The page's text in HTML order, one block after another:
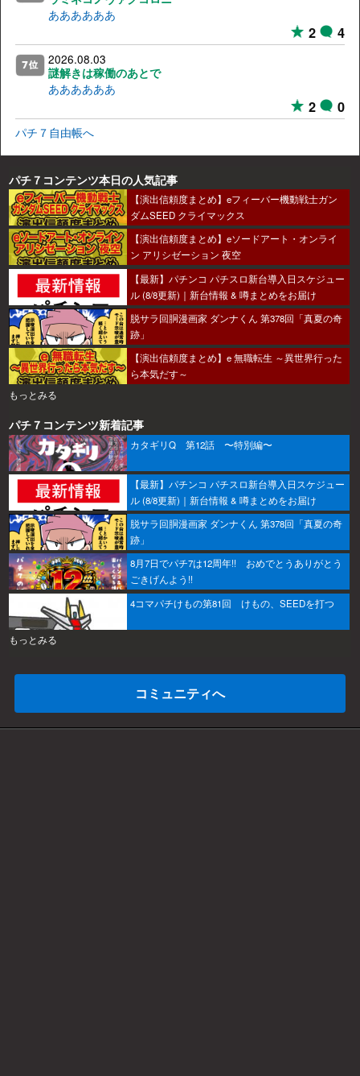
ああああああ
2 4
2026.08.03
謎解きは稼働のあとで
ああああああ
2 0
パチ７自由帳へ
パチ７コンテンツ本日の人気記事
【演出信頼度まとめ】eフィーバー機動戦士ガン
ダムSEED クライマックス
【演出信頼度まとめ】eソードアート・オンライ
ン アリシゼーション 夜空
【最新】パチンコ パチスロ新台導入日スケジュー
ル (8/8更新)｜新台情報 & 噂まとめをお届け
脱サラ回胴漫画家 ダンナくん 第378回「真夏の奇
跡」
【演出信頼度まとめ】e 無職転生 ～異世界行った
ら本気だす～
もっとみる
パチ７コンテンツ新着記事
カタギリQ 第12話 〜特別編〜
【最新】パチンコ パチスロ新台導入日スケジュー
ル (8/8更新)｜新台情報 & 噂まとめをお届け
脱サラ回胴漫画家 ダンナくん 第378回「真夏の奇
跡」
8月7日でパチ7は12周年!! おめでとうありがとう
ごきげんよう!!
4コマパチけもの第81回 けもの、SEEDを打つ
もっとみる
コミュニティへ